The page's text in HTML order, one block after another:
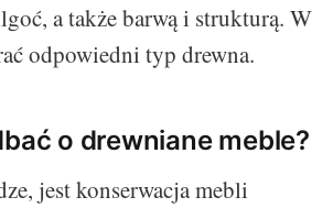
a także barwą i strukturą. W
odpowiedni typ drewna.
o drewniane meble?
jest konserwacja mebli